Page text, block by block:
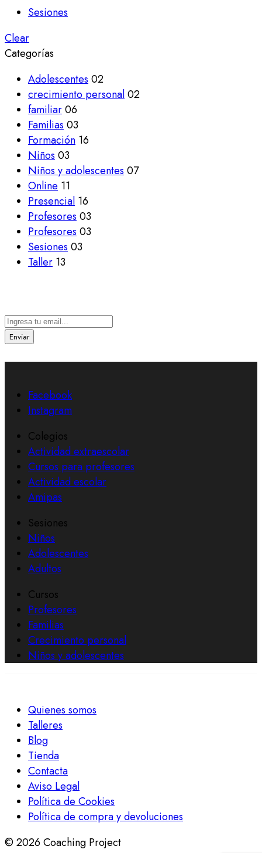
Sesiones
Clear
Categorías
Adolescentes02
crecimiento personal02
familiar06
Familias03
Formación 16
Niños03
Niños y adolescentes07
Online 11
Presencial 16
Profesores03
Profesores03
Sesiones03
Taller 13
Enviar
Facebook
Instagram
Colegios
Actividad extraescolar
Cursos para profesores
Actividad escolar
Amipas
Sesiones
Niños
Adolescentes
Adultos
Cursos
Profesores
Familias
Crecimiento personal
Niños y adolescentes
Quienes somos
Talleres
Blog
Tienda
Contacta
Aviso Legal
Política de Cookies
Política de compra y devoluciones
© 2026 Coaching Project